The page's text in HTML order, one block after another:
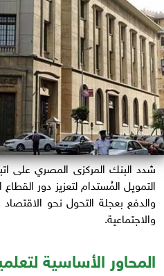
شدد البنك المركزى المصري على
التمويل المُستدام لتعزيز دور
والدفع بعجلة التحول نحو
والاجتماعية.
المحاور الأساسية